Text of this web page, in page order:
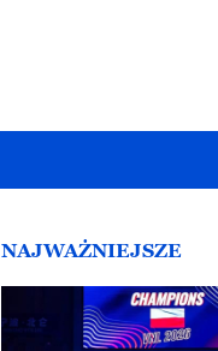
NAJWAŻNIEJSZE